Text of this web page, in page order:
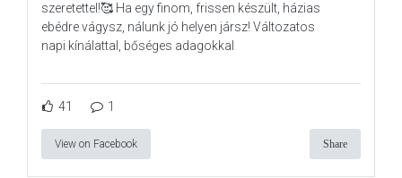
szeretettel!🥰 Ha egy finom, frissen készült, házias
ebédre vágysz, nálunk jó helyen jársz! Változatos
napi kínálattal, bőséges adagokkal
41 1
View on Facebook Share